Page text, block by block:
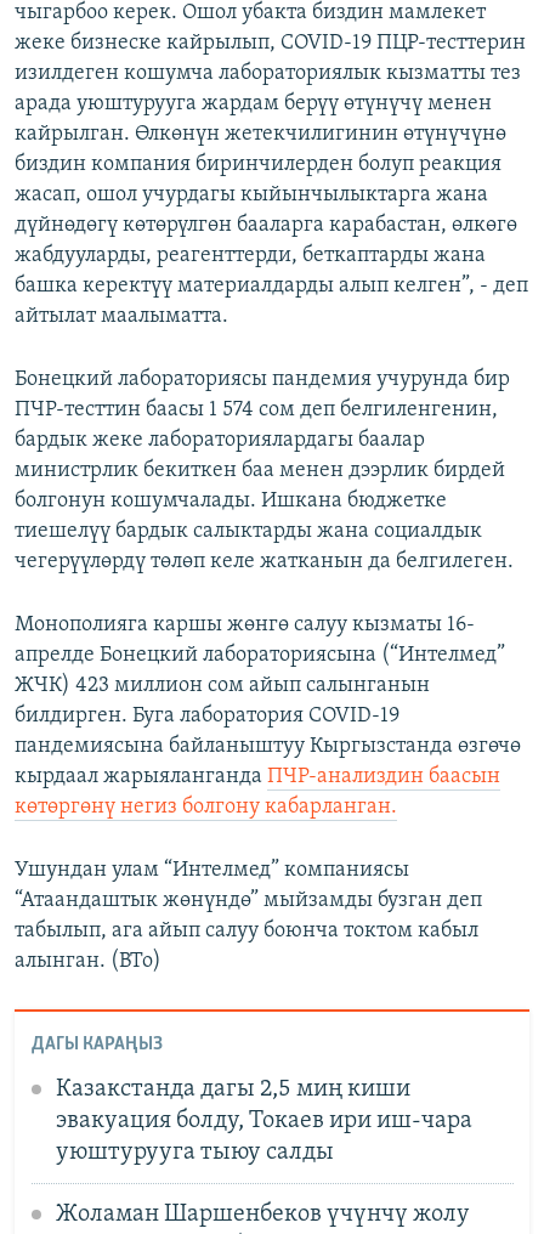
чыгарбоо керек. Ошол убакта биздин мамлекет
жеке бизнеске кайрылып, COVID-19 ПЦР-тесттерин
изилдеген кошумча лабораториялык кызматты тез
арада уюштурууга жардам берүү өтүнүчү менен
кайрылган. Өлкөнүн жетекчилигинин өтүнүчүнө
биздин компания биринчилерден болуп реакция
жасап, ошол учурдагы кыйынчылыктарга жана
дүйнөдөгү көтөрүлгөн бааларга карабастан, өлкөгө
жабдууларды, реагенттерди, беткаптарды жана
башка керектүү материалдарды алып келген”, - деп
айтылат маалыматта.
Бонецкий лабораториясы пандемия учурунда бир
ПЧР-тесттин баасы 1 574 сом деп белгиленгенин,
бардык жеке лабораториялардагы баалар
министрлик бекиткен баа менен дээрлик бирдей
болгонун кошумчалады. Ишкана бюджетке
тиешелүү бардык салыктарды жана социалдык
чегерүүлөрдү төлөп келе жатканын да белгилеген.
Монополияга каршы жөнгө салуу кызматы 16-
апрелде Бонецкий лабораториясына (“Интелмед”
ЖЧК) 423 миллион сом айып салынганын
билдирген. Буга лаборатория COVID-19
пандемиясына байланыштуу Кыргызстанда өзгөчө
кырдаал жарыяланганда ПЧР-анализдин баасын
көтөргөнү негиз болгону кабарланган.
Ушундан улам “Интелмед” компаниясы
“Атаандаштык жөнүндө” мыйзамды бузган деп
табылып, ага айып салуу боюнча токтом кабыл
алынган. (BTo)
ДАГЫ КАРАҢЫЗ
Казакстанда дагы 2,5 миң киши
эвакуация болду, Токаев ири иш-чара
уюштурууга тыюу салды
Жоламан Шаршенбеков үчүнчү жолу